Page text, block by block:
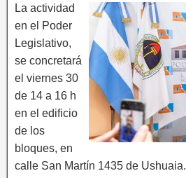
La actividad
en el Poder
Legislativo,
se concretará
el viernes 30
de 14 a 16 h
en el edificio
de los
bloques, en
calle San Martín 1435 de Ushuaia.